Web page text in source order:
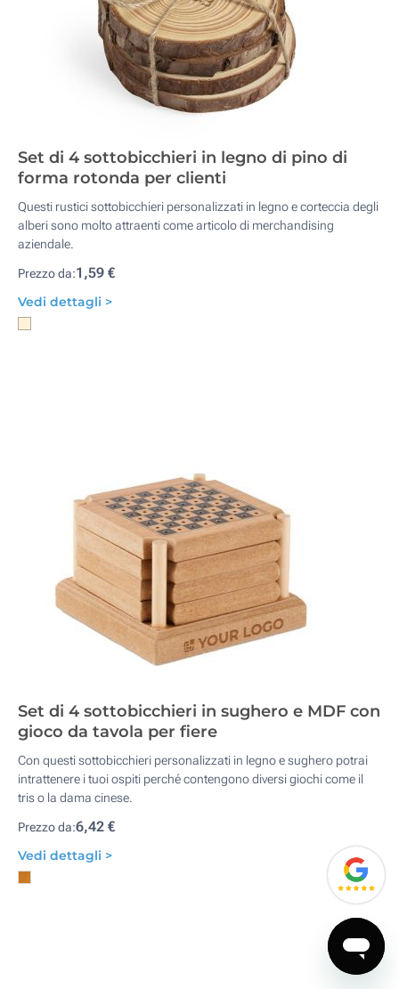
Set di 4 sottobicchieri in legno di pino di
forma rotonda per clienti
Questi rustici sottobicchieri personalizzati in legno e corteccia degli
alberi sono molto attraenti come articolo di merchandising
aziendale.
Prezzo da:1,59 €
Vedi dettagli >
Set di 4 sottobicchieri in sughero e MDF con
gioco da tavola per fiere
Con questi sottobicchieri personalizzati in legno e sughero potrai
intrattenere i tuoi ospiti perché contengono diversi giochi come il
tris o la dama cinese.
Prezzo da:6,42 €
Vedi dettagli >